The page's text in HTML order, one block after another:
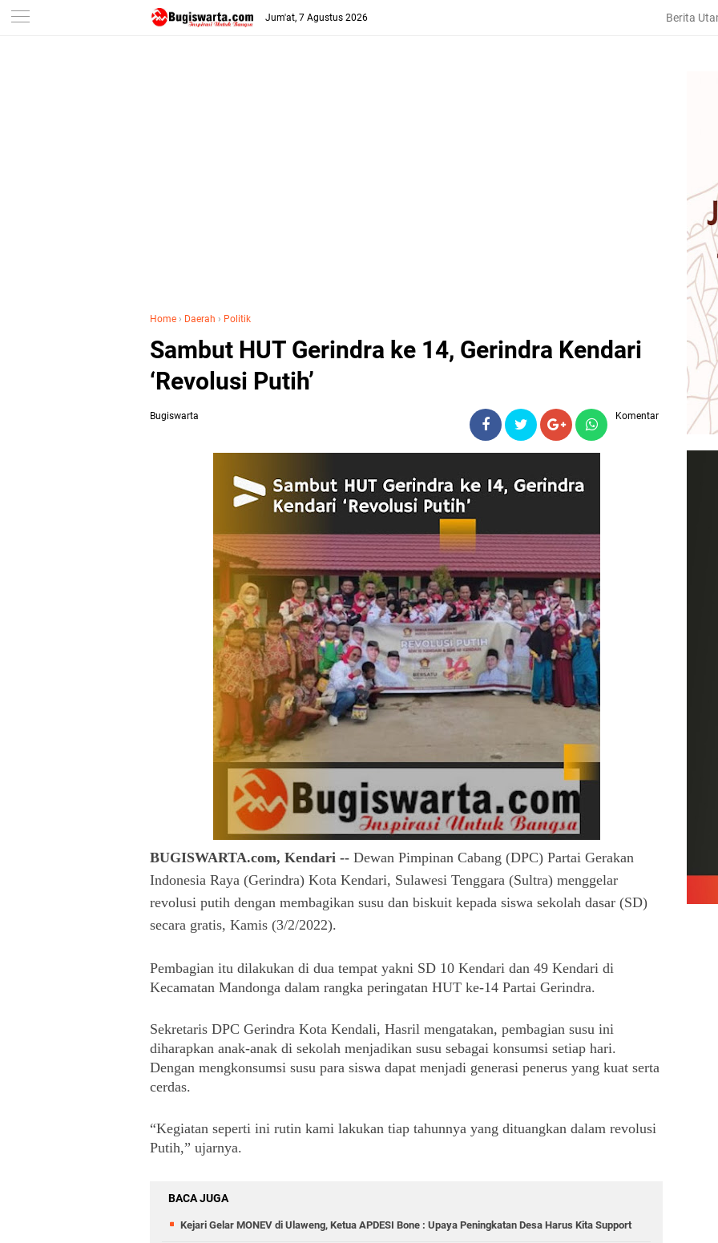
-->
Jum'at, 7 Agustus 2026 Berita
Home › Daerah › Politik
Sambut HUT Gerindra ke 14, Gerindra Kendari
‘Revolusi Putih’
Bugiswarta Komentar
BUGISWARTA.com, Kendari -- Dewan Pimpinan Cabang (DPC) Partai Gerakan
Indonesia Raya (Gerindra) Kota Kendari, Sulawesi Tenggara (Sultra) menggelar
revolusi putih dengan membagikan susu dan biskuit kepada siswa sekolah dasar (SD)
secara gratis, Kamis (3/2/2022).
Pembagian itu dilakukan di dua tempat yakni SD 10 Kendari dan 49 Kendari di
Kecamatan Mandonga dalam rangka peringatan HUT ke-14 Partai Gerindra.
Sekretaris DPC Gerindra Kota Kendali, Hasril mengatakan, pembagian susu ini
diharapkan anak-anak di sekolah menjadikan susu sebagai konsumsi setiap hari.
Dengan mengkonsumsi susu para siswa dapat menjadi generasi penerus yang kuat serta
cerdas.
“Kegiatan seperti ini rutin kami lakukan tiap tahunnya yang dituangkan dalam revolusi
Putih,” ujarnya.
BACA JUGA
Kejari Gelar MONEV di Ulaweng, Ketua APDESI Bone : Upaya Peningkatan Desa Harus Kita Support